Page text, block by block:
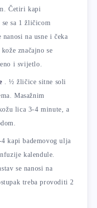
Četiri kapi
sa 1 žličicom
nanosi na usne i čeka
značajno se
i svijetlo.
. ½ žličice sitne soli
Masažnim
lica 3-4 minute, a
kapi bademovog ulja
kalendule.
se nanosi na
treba provoditi 2